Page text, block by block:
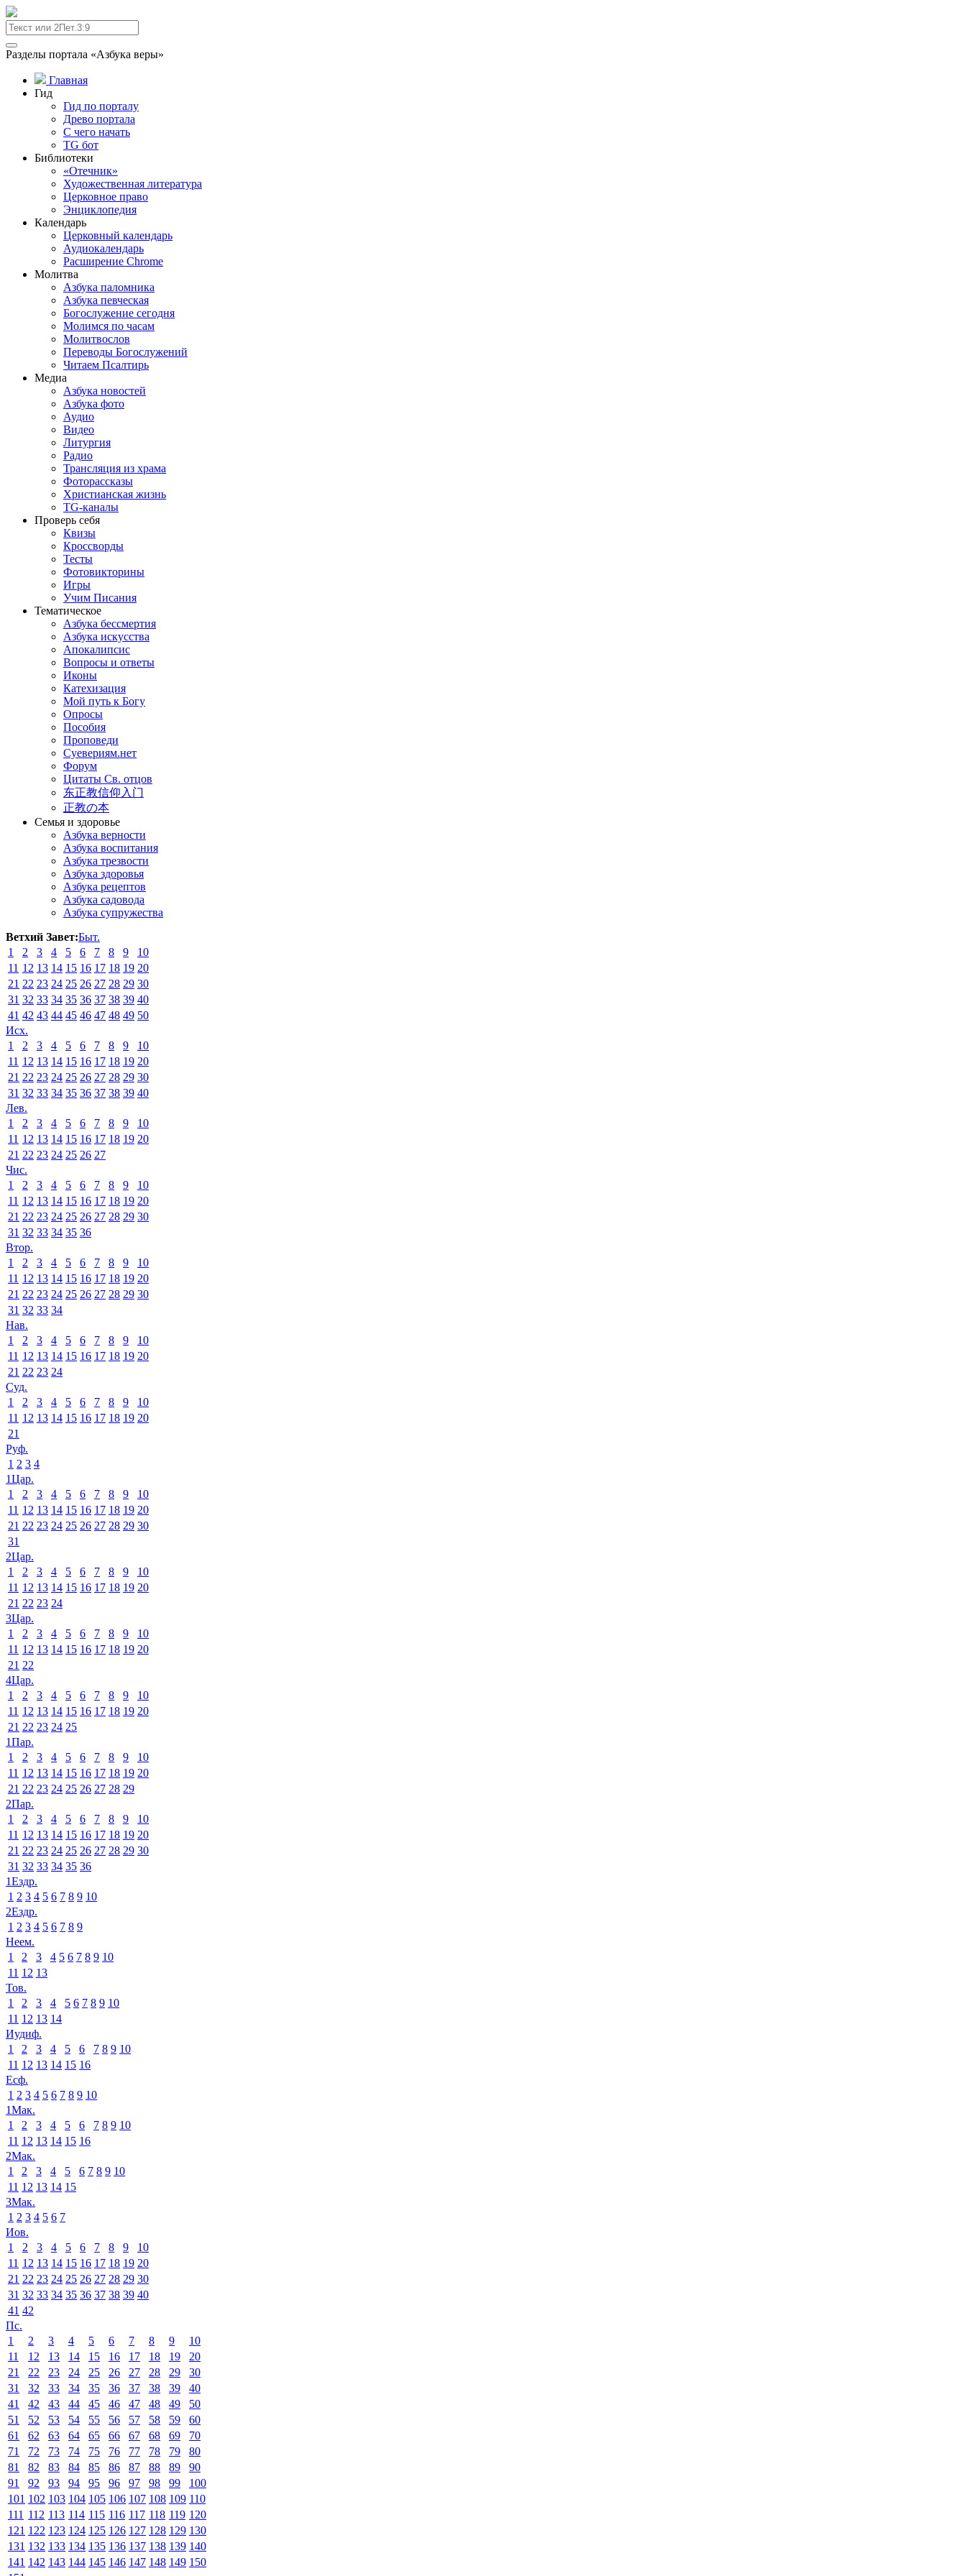
Разделы портала «Азбука веры»
Главная
Гид
Гид по порталу
Древо портала
С чего начать
TG бот
Библиотеки
«Отечник»
Художественная литература
Церковное право
Энциклопедия
Календарь
Церковный календарь
Аудиокалендарь
Расширение Chrome
Молитва
Азбука паломника
Азбука певческая
Богослужение сегодня
Молимся по часам
Молитвослов
Переводы Богослужений
Читаем Псалтирь
Медиа
Азбука новостей
Азбука фото
Аудио
Видео
Литургия
Радио
Трансляция из храма
Фоторассказы
Христианская жизнь
TG-каналы
Проверь себя
Квизы
Кроссворды
Тесты
Фотовикторины
Игры
Учим Писания
Тематическое
Азбука бессмертия
Азбука искусства
Апокалипсис
Вопросы и ответы
Иконы
Катехизация
Мой путь к Богу
Опросы
Пособия
Проповеди
Суевериям.нет
Форум
Цитаты Св. отцов
东正教信仰入门
正教の本
Семья и здоровье
Азбука верности
Азбука воспитания
Азбука трезвости
Азбука здоровья
Азбука рецептов
Азбука садовода
Азбука супружества
Ветхий Завет:Быт.
1
2 3 4 5 6 7 8 9
10
11 12 13 14 15 16 17 18 19 20
21 22 23 24 25 26 27 28 29 30
31 32 33 34 35 36 37 38 39 40
41 42 43 44 45 46 47 48 49 50
Исх.
1
2 3 4 5 6 7 8 9
10
11 12 13 14 15 16 17 18 19 20
21 22 23 24 25 26 27 28 29 30
31 32 33 34 35 36 37 38 39 40
Лев.
1
2 3 4 5 6 7 8 9
10
11 12 13 14 15 16 17 18 19 20
21 22 23 24 25 26 27
Чис.
1
2 3 4 5 6 7 8 9
10
11 12 13 14 15 16 17 18 19 20
21 22 23 24 25 26 27 28 29 30
31 32 33 34 35 36
Втор.
1
2 3 4 5 6 7 8 9
10
11 12 13 14 15 16 17 18 19 20
21 22 23 24 25 26 27 28 29 30
31 32 33 34
Нав.
1
2 3 4 5 6 7 8 9
10
11 12 13 14 15 16 17 18 19 20
21 22 23 24
Суд.
1
2 3 4 5 6 7 8 9
10
11 12 13 14 15 16 17 18 19 20
21
Руф.
1 2 3 4
1Цар.
1
2 3 4 5 6 7 8 9
10
11 12 13 14 15 16 17 18 19 20
21 22 23 24 25 26 27 28 29 30
31
2Цар.
1
2 3 4 5 6 7 8 9
10
11 12 13 14 15 16 17 18 19 20
21 22 23 24
3Цар.
1
2 3 4 5 6 7 8 9
10
11 12 13 14 15 16 17 18 19 20
21 22
4Цар.
1
2 3 4 5 6 7 8 9
10
11 12 13 14 15 16 17 18 19 20
21 22 23 24 25
1Пар.
1
2 3 4 5 6 7 8 9
10
11 12 13 14 15 16 17 18 19 20
21 22 23 24 25 26 27 28 29
2Пар.
1
2 3 4 5 6 7 8 9
10
11 12 13 14 15 16 17 18 19 20
21 22 23 24 25 26 27 28 29 30
31 32 33 34 35 36
1Ездр.
1 2 3 4 5 6 7 8 9 10
2Ездр.
1 2 3 4 5 6 7 8 9
Неем.
1
2 3 4 5 6 7 8 9 10
11 12 13
Тов.
1
2 3 4 5 6 7 8 9 10
11 12 13 14
Иудиф.
1
2 3 4 5 6 7 8 9 10
11 12 13 14 15 16
Есф.
1 2 3 4 5 6 7 8 9 10
1Мак.
1
2 3 4 5 6 7 8 9 10
11 12 13 14 15 16
2Мак.
1
2 3 4 5 6 7 8 9 10
11 12 13 14 15
3Мак.
1 2 3 4 5 6 7
Иов.
1
2 3 4 5 6 7 8 9
10
11 12 13 14 15 16 17 18 19 20
21 22 23 24 25 26 27 28 29 30
31 32 33 34 35 36 37 38 39 40
41 42
Пс.
1
2 3 4 5 6 7 8 9
10
11
12 13 14 15 16 17 18 19
20
21
22 23 24 25 26 27 28 29
30
31
32 33 34 35 36 37 38 39
40
41
42 43 44 45 46 47 48 49
50
51
52 53 54 55 56 57 58 59
60
61
62 63 64 65 66 67 68 69
70
71
72 73 74 75 76 77 78 79
80
81
82 83 84 85 86 87 88 89
90
91
92 93 94 95 96 97 98 99
100
101 102 103 104 105 106 107 108 109 110
111 112 113 114 115 116 117 118 119 120
121 122 123 124 125 126 127 128 129 130
131 132 133 134 135 136 137 138 139 140
141 142 143 144 145 146 147 148 149 150